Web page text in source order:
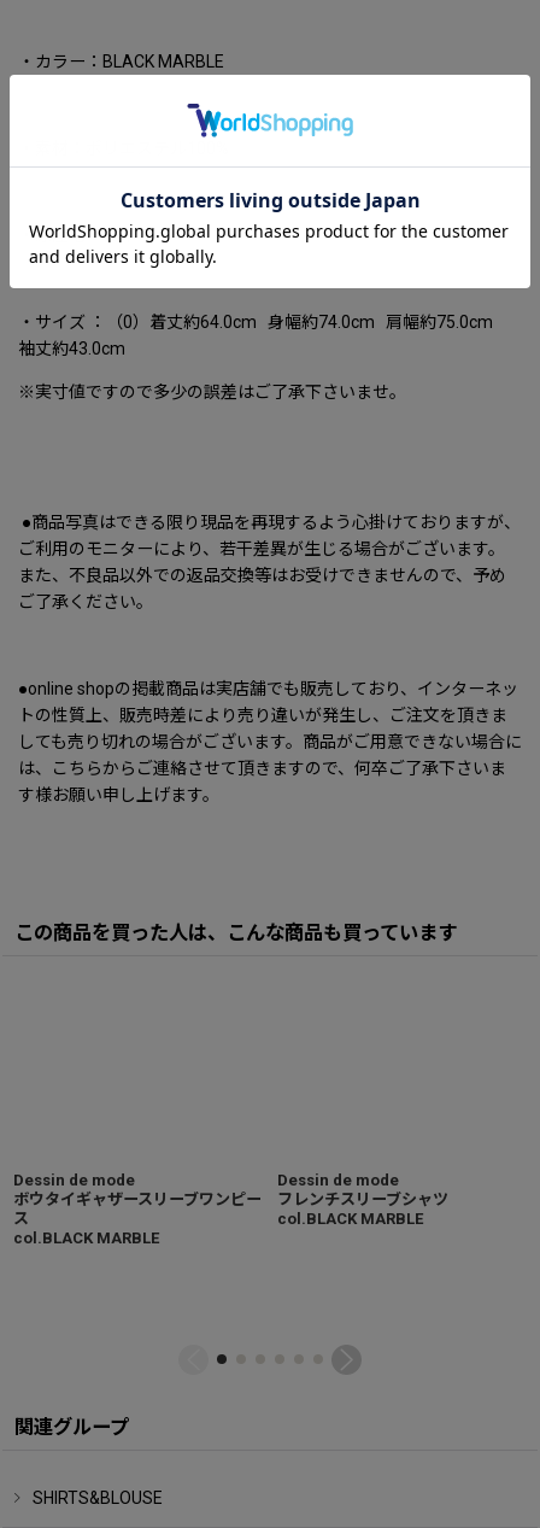
・カラー：BLACK MARBLE
・原産地：日本
・サイズ ：（0）着丈約64.0cm 身幅約74.0cm 肩幅約75.0cm
袖丈約43.0cm
※実寸値ですので多少の誤差はご了承下さいませ。
●商品写真はできる限り現品を再現するよう心掛けておりますが、
ご利用のモニターにより、若干差異が生じる場合がございます。
また、不良品以外での返品交換等はお受けできませんので、予め
ご了承ください。
●online shopの掲載商品は実店舗でも販売しており、インターネッ
トの性質上、販売時差により売り違いが発生し、ご注文を頂きま
しても売り切れの場合がございます。商品がご用意できない場合に
は、こちらからご連絡させて頂きますので、何卒ご了承下さいま
す様お願い申し上げます。
この商品を買った人は、こんな商品も買っています
Dessin de mode
ボウタイギャザースリーブワンピー
ス
col.BLACK MARBLE
Dessin de mode
フレンチスリーブシャツ
col.BLACK MARBLE
関連グループ
SHIRTS&BLOUSE